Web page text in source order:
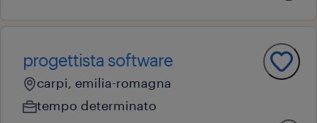
progettista software
carpi, emilia-romagna
tempo determinato